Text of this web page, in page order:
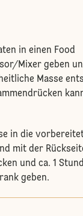
in einen Food
Mixer geben
Masse
in die
mit der
und ca. 1
geben.